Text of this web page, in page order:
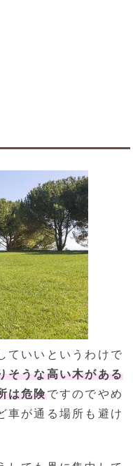
ていいというわけで
そうな高い木がある
は危険ですのでやめ
車が通る場所も避け